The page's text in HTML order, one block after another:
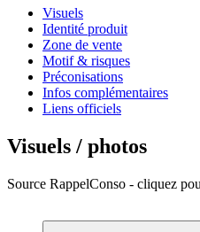
Visuels
Identité produit
Zone de vente
Motif & risques
Préconisations
Infos complémentaires
Liens officiels
Visuels / photos
Source RappelConso - cliquez